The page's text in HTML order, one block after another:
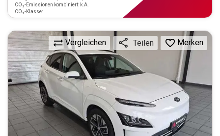
CO₂-Emissionen kombiniert: k.A.
CO₂-Klasse:
Vergleichen Teilen Merken